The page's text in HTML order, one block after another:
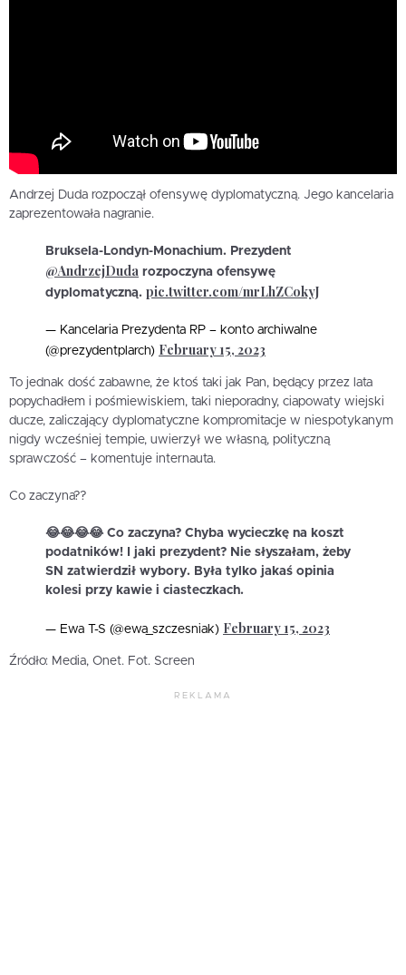
Andrzej Duda rozpoczął ofensywę dyplomatyczną. Jego kancelaria
zaprezentowała nagranie.
Bruksela-Londyn-Monachium. Prezydent
@AndrzejDuda rozpoczyna ofensywę
dyplomatyczną. pic.twitter.com/mrLhZCokyJ
— Kancelaria Prezydenta RP – konto archiwalne
(@prezydentplarch) February 15, 2023
To jednak dość zabawne, że ktoś taki jak Pan, będący przez lata
popychadłem i pośmiewiskiem, taki nieporadny, ciapowaty wiejski
ducze, zaliczający dyplomatyczne kompromitacje w niespotykanym
nigdy wcześniej tempie, uwierzył we własną, polityczną
sprawczość – komentuje internauta.
Co zaczyna??
😂😂😂😂 Co zaczyna? Chyba wycieczkę na koszt
podatników! I jaki prezydent? Nie słyszałam, żeby
SN zatwierdził wybory. Była tylko jakaś opinia
kolesi przy kawie i ciasteczkach.
— Ewa T-S (@ewa_szczesniak) February 15, 2023
Źródło: Media, Onet. Fot. Screen
REKLAMA